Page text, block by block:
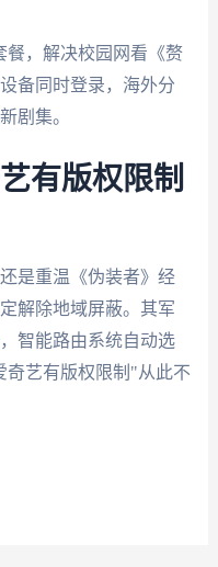
餐，解决校园网看《赘
备同时登录，海外分
剧集。
有版权限制
是重温《伪装者》经
解除地域屏蔽。其军
智能路由系统自动选
奇艺有版权限制"从此不